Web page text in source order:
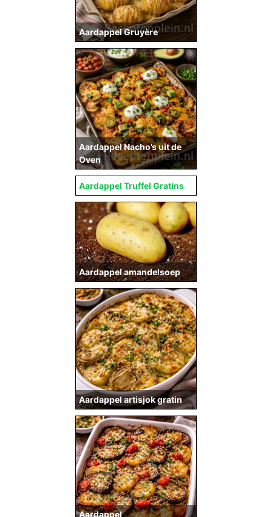
Aardappel amandelsoep
Aardappel artisjok gratin
Aardappel
Aardappel Gruyère
Aardappel Nacho’s uit de
Oven
Aardappel Truffel Gratins